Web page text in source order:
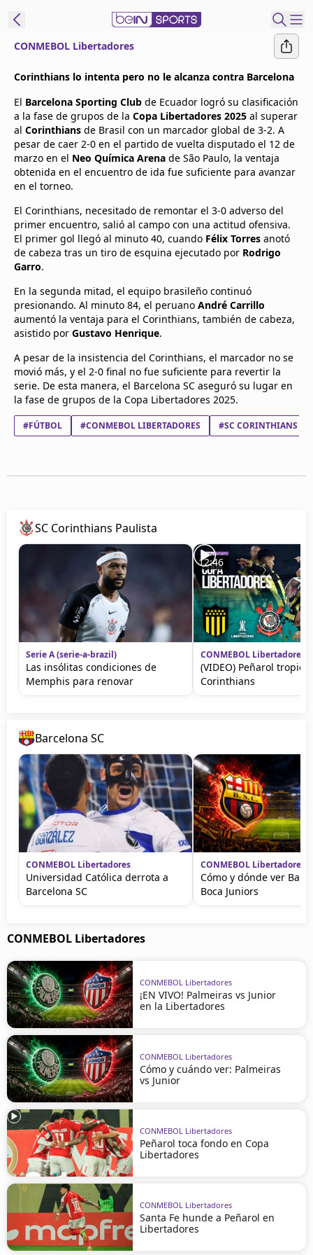
Language
ENES
Edition
United States
beIN XTRA
Administrar
notificaciones
Programación
Contáctanos
CONMEBOL Libertadores
Corinthians lo intenta pero no le alcanza contra Barcelona​
​El Barcelona Sporting Club de Ecuador logró su clasificación
a la fase de grupos de la Copa Libertadores 2025 al superar
al Corinthians de Brasil con un marcador global de 3-2. A
pesar de caer 2-0 en el partido de vuelta disputado el 12 de
marzo en el Neo Química Arena de São Paulo, la ventaja
obtenida en el encuentro de ida fue suficiente para avanzar
en el torneo.​
El Corinthians, necesitado de remontar el 3-0 adverso del
primer encuentro, salió al campo con una actitud ofensiva.
El primer gol llegó al minuto 40, cuando Félix Torres anotó
de cabeza tras un tiro de esquina ejecutado por Rodrigo
Garro.
En la segunda mitad, el equipo brasileño continuó
presionando. Al minuto 84, el peruano André Carrillo
aumentó la ventaja para el Corinthians, también de cabeza,
asistido por Gustavo Henrique. ​
A pesar de la insistencia del Corinthians, el marcador no se
movió más, y el 2-0 final no fue suficiente para revertir la
serie. De esta manera, el Barcelona SC aseguró su lugar en
la fase de grupos de la Copa Libertadores 2025.
#FÚTBOL #CONMEBOL LIBERTADORES #SC CORINTHIANS
SC Corinthians Paulista
Serie A (serie-a-brazil)
Las insólitas condiciones de
Memphis para renovar
12:46
CONMEBOL Libertadores
(VIDEO) Peñarol
Corinthians
Barcelona SC
CONMEBOL Libertadores
Universidad Católica derrota a
Barcelona SC
CONMEBOL Libertadores
Cómo y dónde ver
Boca Juniors
CONMEBOL Libertadores
CONMEBOL Libertadores
¡EN VIVO! Palmeiras vs Junior
en la Libertadores
CONMEBOL Libertadores
Cómo y cuándo ver: Palmeiras
vs Junior
CONMEBOL Libertadores
Peñarol toca fondo en Copa
Libertadores
CONMEBOL Libertadores
Santa Fe hunde a Peñarol en
Libertadores